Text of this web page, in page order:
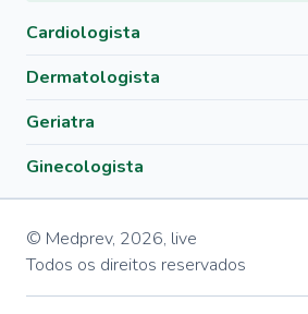
Cardiologista
Dermatologista
Geriatra
Ginecologista
© Medprev, 2026, live
Todos os direitos reservados